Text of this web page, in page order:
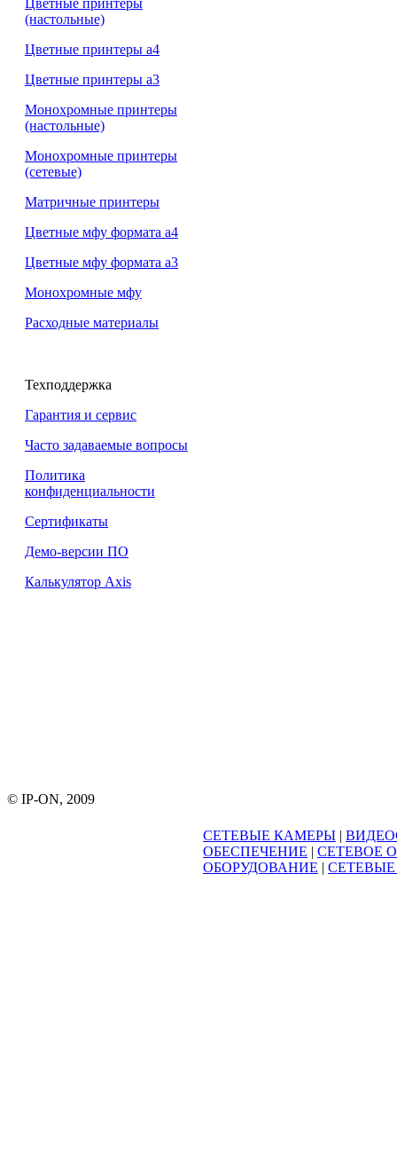
Цветные принтеры
(настольные)
Цветные принтеры а4
Цветные принтеры а3
Монохромные принтеры
(настольные)
Монохромные принтеры
(сетевые)
Матричные принтеры
Цветные мфу формата а4
Цветные мфу формата а3
Монохромные мфу
Расходные материалы
Техподдержка
Гарантия и сервис
Часто задаваемые вопросы
Политика
конфиденциальности
Сертификаты
Демо-версии ПО
Калькулятор Axis
© IP-ON, 2009
СЕТЕВЫЕ КАМЕРЫ |
ОБЕСПЕЧЕНИЕ | СЕТЕВОЕ
ОБОРУДОВАНИЕ |